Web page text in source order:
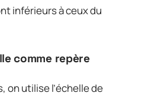
inférieurs à ceux du
comme repère
on utilise l’échelle de